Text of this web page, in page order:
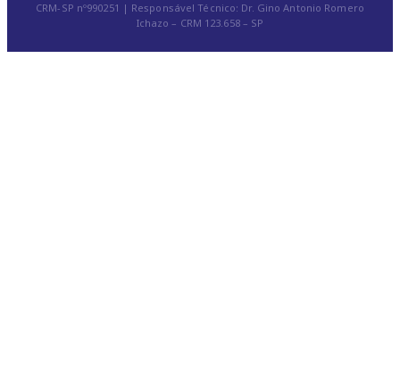
CRM-SP nº990251 | Responsável Técnico: Dr. Gino Antonio Romero
Ichazo – CRM 123.658 – SP